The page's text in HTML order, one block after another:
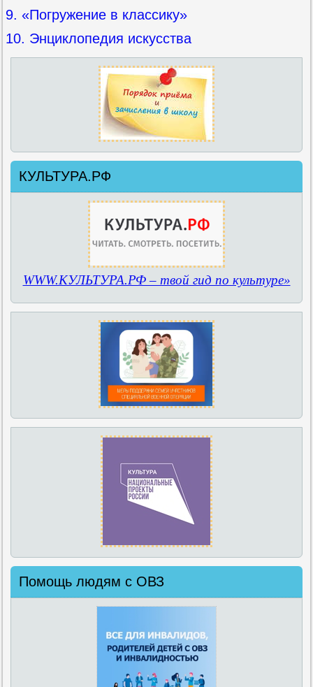
9. «Погружение в классику»
10. Энциклопедия искусства
КУЛЬТУРА.РФ
WWW.КУЛЬТУРА.РФ – твой гид по культуре»
Помощь людям с ОВЗ